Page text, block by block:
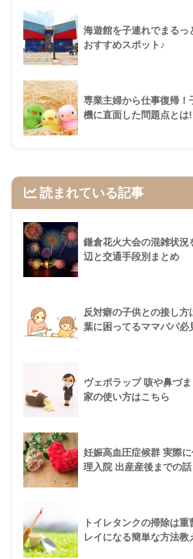
海遊館を子連れでまるっ
おすすめスポット♪
専業主婦から仕事復帰！
機に直面した問題点とは
読まれている記事
鎌倉花火大会の混雑状況
辺と交通手段別まとめ
反対癖の子供との接し
葉に困ってるママパパ必
ヴェポラップ 咳や鼻づ
家の使い方はこちら
妊娠高血圧症候群 実際
理入院 出産産後までの話
トイレタンクの掃除は
レイになる簡単な方法教